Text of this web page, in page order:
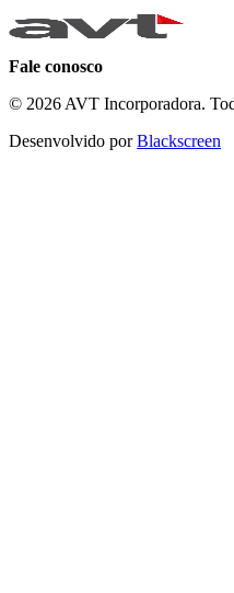
Fale conosco
© 2026 AVT Incorporadora.
Desenvolvido porBlackscreen